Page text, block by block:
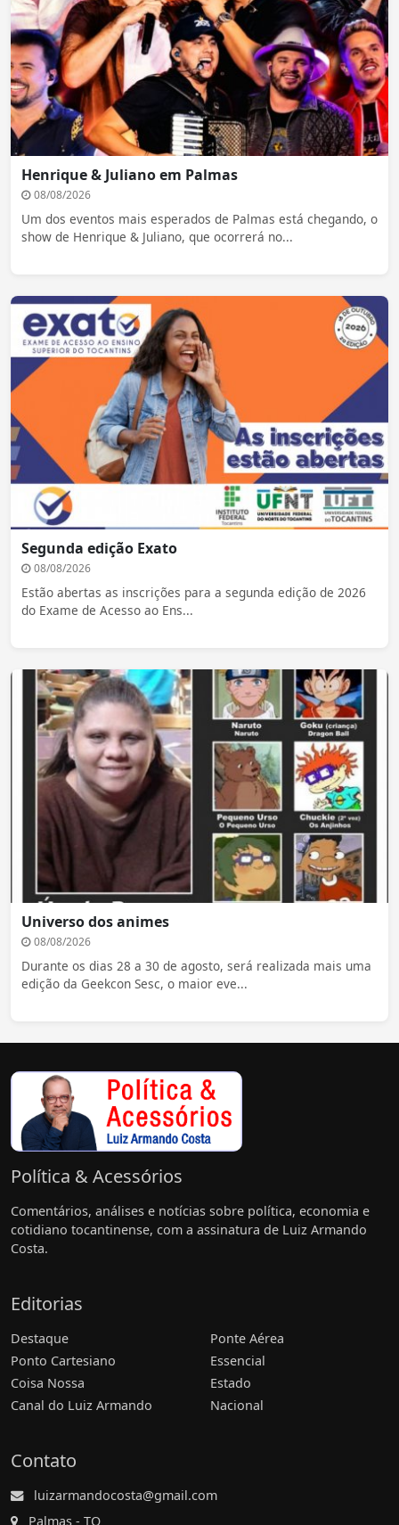
Henrique & Juliano em Palmas
08/08/2026
Um dos eventos mais esperados de Palmas está chegando, o
show de Henrique & Juliano, que ocorrerá no...
Segunda edição Exato
08/08/2026
Estão abertas as inscrições para a segunda edição de 2026
do Exame de Acesso ao Ens...
Universo dos animes
08/08/2026
Durante os dias 28 a 30 de agosto, será realizada mais uma
edição da Geekcon Sesc, o maior eve...
Política & Acessórios
Comentários, análises e notícias sobre política, economia e
cotidiano tocantinense, com a assinatura de Luiz Armando
Costa.
Editorias
Destaque
Ponto Cartesiano
Coisa Nossa
Canal do Luiz Armando
Ponte Aérea
Essencial
Estado
Nacional
Contato
luizarmandocosta@gmail.com
Palmas - TO